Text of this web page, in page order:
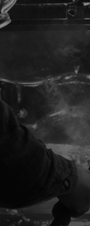
ЗАПИСАТЬСЯ НА ОСМОТР